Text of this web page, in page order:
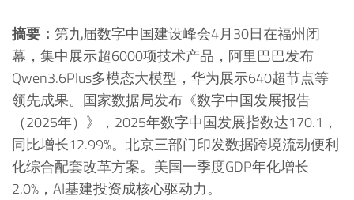
摘要： 第九届数字中国建设峰会4月30日在福州闭
幕，集中展示超6000项技术产品，阿里巴巴发布
Qwen3.6Plus多模态大模型，华为展示640超节点等
领先成果。国家数据局发布《数字中国发展报告
（2025年）》，2025年数字中国发展指数达170.1，
同比增长12.99%。北京三部门印发数据跨境流动便利
化综合配套改革方案。美国一季度GDP年化增长
2.0%，AI基建投资成核心驱动力。